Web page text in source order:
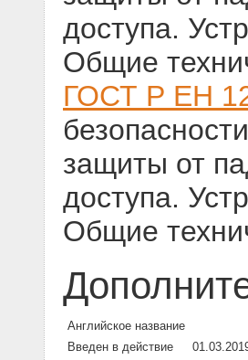
доступа.
Общие
ГОСТ Р ЕН
защиты от
доступа.
Общие
Английское название
Введен в действие